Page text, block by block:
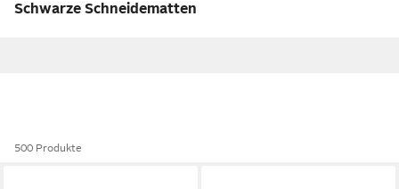
Schwarze Schneidematten
500 Produkte